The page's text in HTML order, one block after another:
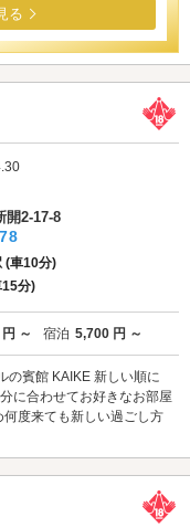
る
星のうち4
開2-17-8
(車10分)
15分)
～ 宿泊 5,700 円 ～
の賓館 KAIKE 新しい順に
に合わせてお好きなお部屋
度来ても新しい過ごし方